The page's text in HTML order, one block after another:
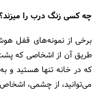
چه کسی زنگ درب را میزند؟
برخی از نمونه‌های قفل
طریق آن از اشخاصی که پشت
که در خانه تنها هستید
می‌توانید، از چشمی،